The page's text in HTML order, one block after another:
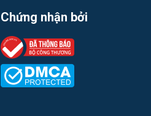
Chứng nhận bởi